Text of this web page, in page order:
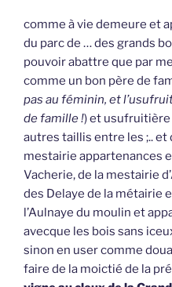
comme à vie demeure et
du parc de … des grands
pouvoir abattre que par
comme un bon père de
pas au féminin, et
de famille !) et
autres taillis entre les ;.. et
mestairie appartenances
Vacherie, de la mestairie
des Delaye de la métairie
l’Aulnaye du moulin et
avecque les bois sans
sinon en user comme
faire de la moictié de la